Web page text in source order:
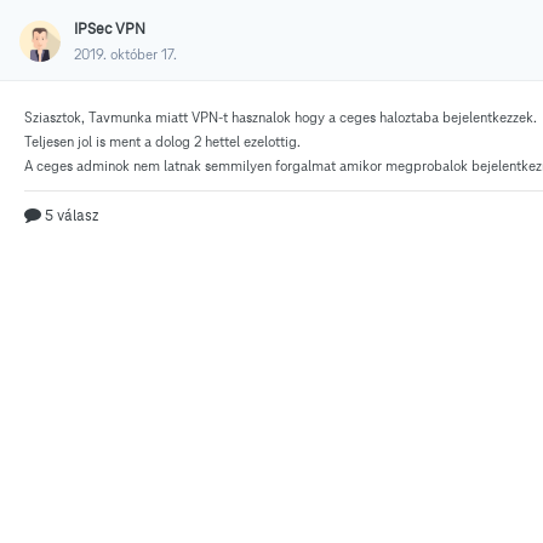
IPSec VPN
2019. október 17.
Sziasztok, Tavmunka miatt VPN-t hasznalok hogy a ceges haloztaba bejelentkezzek.
Teljesen jol is ment a dolog 2 hettel ezelottig.
5 válasz